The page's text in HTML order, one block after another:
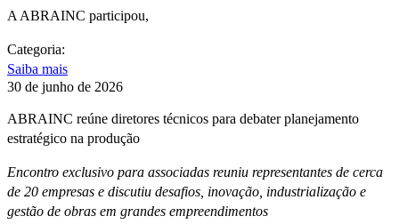
A ABRAINC participou,
Categoria:
Saiba mais
30 de junho de 2026
ABRAINC reúne diretores técnicos para debater planejamento
estratégico na produção
Encontro exclusivo para associadas reuniu representantes de cerca
de 20 empresas e discutiu desafios, inovação, industrialização e
gestão de obras em grandes empreendimentos